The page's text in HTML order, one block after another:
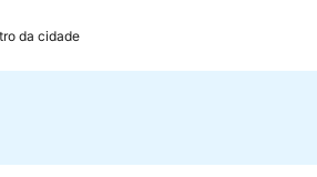
da cidade